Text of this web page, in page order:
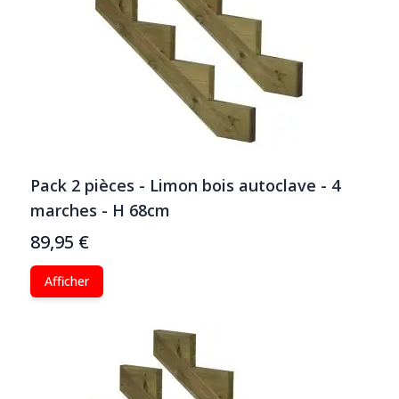
Pack 2 pièces - Limon bois autoclave - 4
marches - H 68cm
89,95 €
Afficher